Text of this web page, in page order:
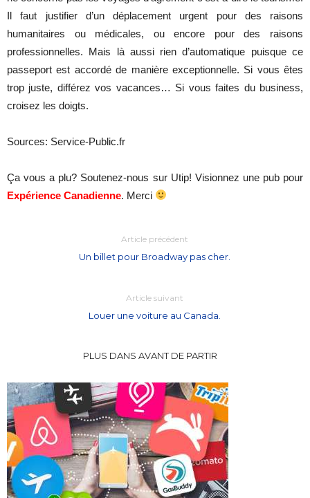
Il faut justifier d’un déplacement urgent pour des raisons
humanitaires ou médicales, ou encore pour des raisons
professionnelles. Mais là aussi rien d’automatique puisque ce
passeport est accordé de manière exceptionnelle. Si vous êtes
trop juste, différez vos vacances… Si vous faites du business,
croisez les doigts.
Sources: Service-Public.fr
Ça vous a plu? Soutenez-nous sur Utip! Visionnez une pub pour
Expérience Canadienne. Merci
Article précédent
Un billet pour Broadway pas cher.
Article suivant
Louer une voiture au Canada.
PLUS DANS AVANT DE PARTIR